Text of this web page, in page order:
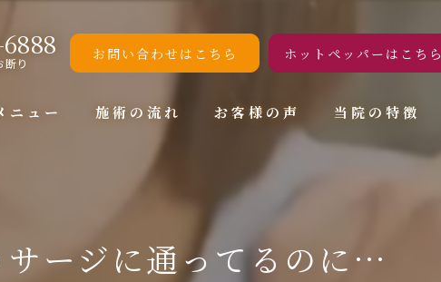
り
お問い合わせはこちら ホットペッパーはこちら
ニュー 施術の流れ お客様の声 当院の特徴
頭痛
サージに通ってるのに…